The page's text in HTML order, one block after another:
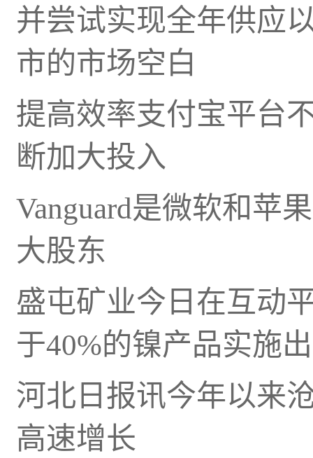
并尝试实现全年供应
市的市场空白
提高效率支付宝平台
断加大投入
Vanguard是微软和苹
大股东
盛屯矿业今日在互动
于40%的镍产品实施
河北日报讯今年以来
高速增长